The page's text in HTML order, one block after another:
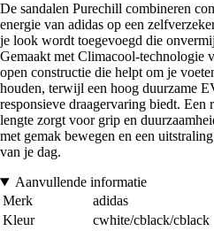
De sandalen Purechill combineren
energie van adidas op een
je look wordt toegevoegd die
Gemaakt met Climacool-technologie
open constructie die helpt om je
houden, terwijl een hoog duurzame
responsieve draagervaring biedt. Een
lengte zorgt voor grip en
met gemak bewegen en een
van je dag.
Aanvullende informatie
Merk
adidas
Kleur
cwhite/cblack/cblack